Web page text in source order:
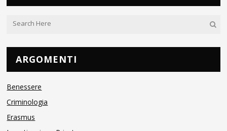
ARGOMENTI
Benessere
Criminologia
Erasmus